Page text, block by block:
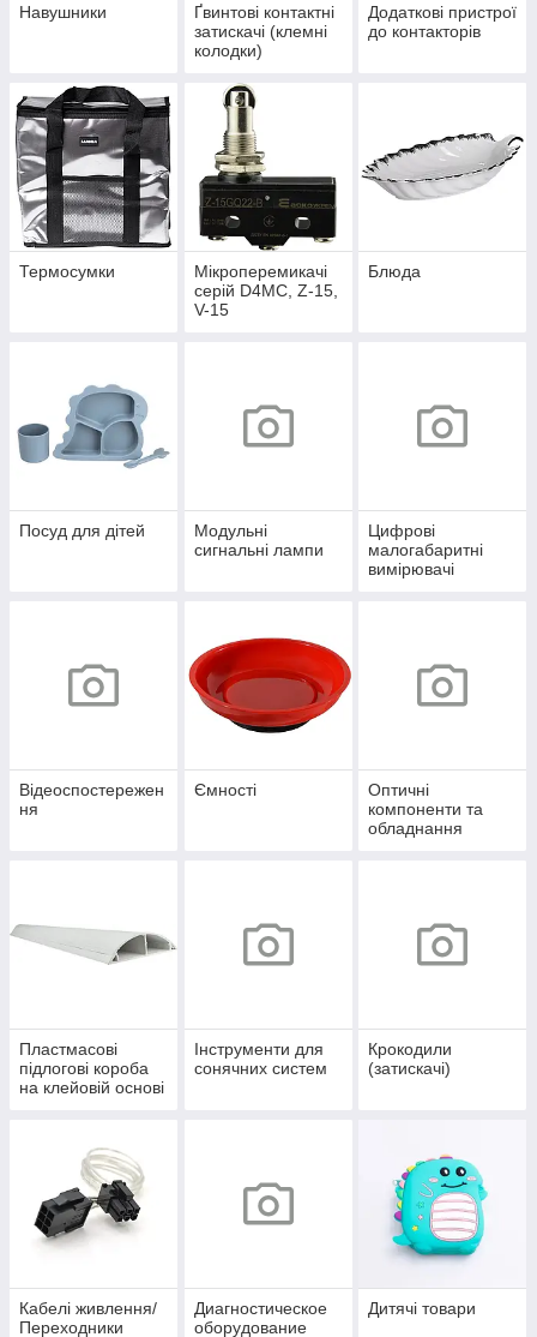
Навушники
Ґвинтові контактні
затискачі (клемні
колодки)
Додаткові пристрої
до контакторів
Термосумки
Мікроперемикачі
серій D4MC, Z-15,
V-15
Блюда
Посуд для дітей
Модульні
сигнальні лампи
Цифрові
малогабаритні
вимірювачі
Відеоспостережен
ня
Ємності
Оптичні
компоненти та
обладнання
Пластмасові
підлогові короба
на клейовій основі
Інструменти для
сонячних систем
Крокодили
(затискачі)
Кабелі живлення/
Переходники
Диагностическое
оборудование
Дитячі товари